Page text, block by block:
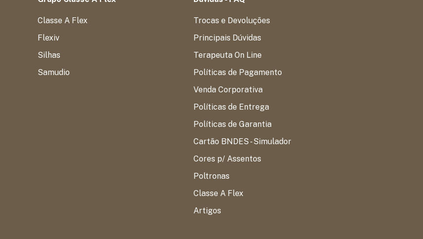
Classe A Flex
Flexiv
Silhas
Samudio
Trocas e Devoluções
Principais Dúvidas
Terapeuta On Line
Políticas de Pagamento
Venda Corporativa
Políticas de Entrega
Políticas de Garantia
Cartão BNDES - Simulador
Cores p/ Assentos
Poltronas
Classe A Flex
Artigos